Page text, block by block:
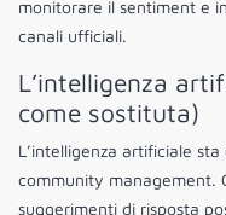
monitorare il sentiment e
canali ufficiali.
L’intelligenza
come sostituta)
L’intelligenza artificiale
community management.
suggerimenti di risposta